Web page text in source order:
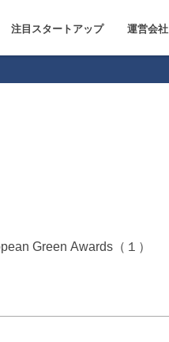
注目スタートアップ 運営会社
Green Awards（１）